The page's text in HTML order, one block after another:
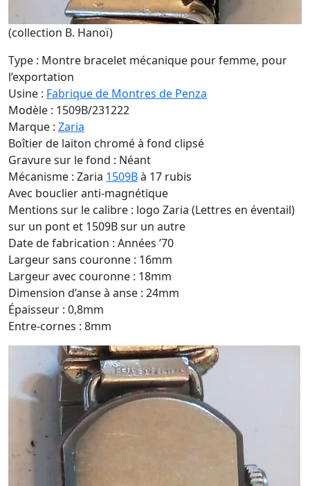
(collection B. Hanoï)
Type : Montre bracelet mécanique pour femme, pour
l’exportation
Usine : Fabrique de Montres de Penza
Modèle : 1509B/231222
Marque : Zaria
Boîtier de laiton chromé à fond clipsé
Gravure sur le fond : Néant
Mécanisme : Zaria 1509Bà 17 rubis
Avec bouclier anti-magnétique
Mentions sur le calibre : logo Zaria (Lettres en éventail)
sur un pont et 1509B sur un autre
Date de fabrication : Années ’70
Largeur sans couronne : 16mm
Largeur avec couronne : 18mm
Dimension d’anse à anse : 24mm
Épaisseur : 0,8mm
Entre-cornes : 8mm